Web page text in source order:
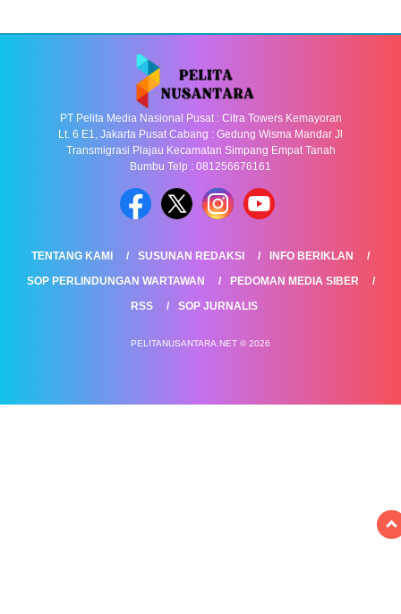
PT Pelita Media Nasional Pusat : Citra Towers Kemayoran
Lt. 6 E1, Jakarta Pusat Cabang : Gedung Wisma Mandar Jl
Transmigrasi Plajau Kecamatan Simpang Empat Tanah
Bumbu Telp : 081256676161
TENTANG KAMI SUSUNAN REDAKSI
INFO BERIKLAN
SOP PERLINDUNGAN WARTAWAN
PEDOMAN MEDIA SIBER
RSS
SOP JURNALIS
PELITANUSANTARA.NET © 2026